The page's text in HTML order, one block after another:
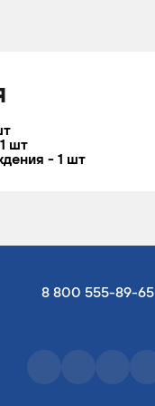
шт
- 1 шт
8 800 555-89-65